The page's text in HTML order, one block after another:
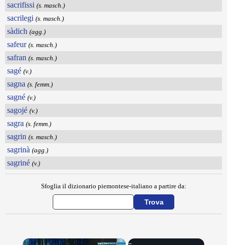
sacrifissi (s. masch.)
sacrilegi (s. masch.)
sàdich (agg.)
safeur (s. masch.)
safran (s. masch.)
sagé (v.)
sagna (s. femm.)
sagné (v.)
sagojé (v.)
sagra (s. femm.)
sagrin (s. masch.)
sagrinà (agg.)
sagriné (v.)
Sfoglia il dizionario piemontese-italiano a partire da:
×